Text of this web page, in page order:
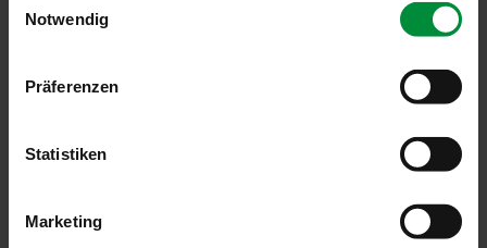
Notwendig
Präferenzen
Statistiken
Marketing
Farben & Stoffe
Weitere Informationen
Das könnte Sie auch interessieren